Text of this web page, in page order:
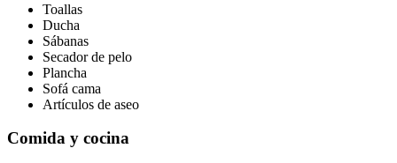
Toallas
Ducha
Sábanas
Secador de pelo
Plancha
Sofá cama
Artículos de aseo
Comida y cocina